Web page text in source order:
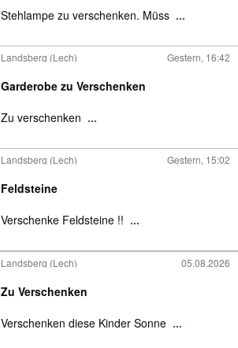
Stehlampe zu verschenken. Müss ...
Landsberg (Lech) Gestern, 16:42
Garderobe zu Verschenken
Zu verschenken ...
Landsberg (Lech) Gestern, 15:02
Feldsteine
Verschenke Feldsteine !! ...
Landsberg (Lech) 05.08.2026
Zu Verschenken
Verschenken diese Kinder Sonne ...